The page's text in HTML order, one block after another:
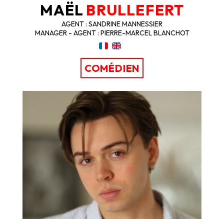
MAËL BRULLEFERT
AGENT : SANDRINE MANNESSIER
MANAGER - AGENT : PIERRE-MARCEL BLANCHOT
COMÉDIEN